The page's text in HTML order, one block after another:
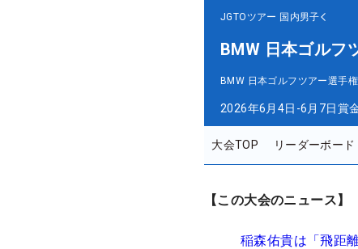
JGTOツアー 国内男子
BMW 日本ゴルフ
BMW 日本ゴルフツアー選手
2026年6月4日-6月7日賞
大会TOP リーダーボード
【この大会のニュース】
稲森佑貴は「飛距